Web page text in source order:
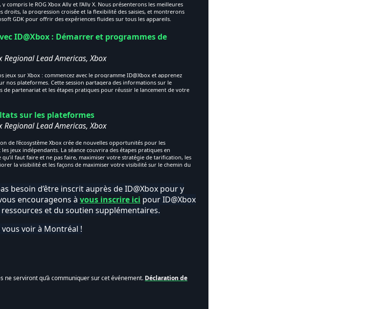
compris le ROG Xbox Ally et l’Ally X. Nous présenterons les meilleures
droits, la progression croisée et la flexibilité des saisies, et montrerons
GDK pour offrir des expériences fluides sur tous les appareils.
ID@Xbox : Démarrer et programmes de
Regional Lead Americas, Xbox
jeux sur Xbox : commencez avec le programme ID@Xbox et apprenez
nos plateformes. Cette session partagera des informations sur le
de partenariat et les étapes pratiques pour réussir le lancement de votre
sur les plateformes
Regional Lead Americas, Xbox
de l’écosystème Xbox crée de nouvelles opportunités pour les
jeux indépendants. La séance couvrira des étapes pratiques en
qu’il faut faire et ne pas faire, maximiser votre stratégie de tarification, les
la visibilité et les façons de maximiser votre visibilité sur le chemin du
besoin d’être inscrit auprès de ID@Xbox pour y
encourageons à vous inscrire ici pour ID@Xbox
ressources et du soutien supplémentaires.
voir à Montréal !
ne serviront qu’à communiquer sur cet événement. Déclaration de